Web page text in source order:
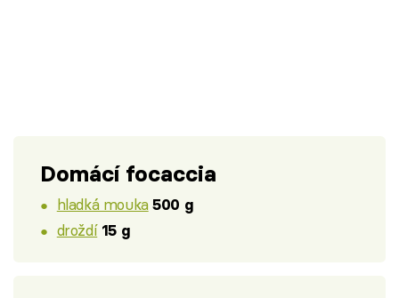
Domácí focaccia
hladká mouka 500 g
droždí 15 g